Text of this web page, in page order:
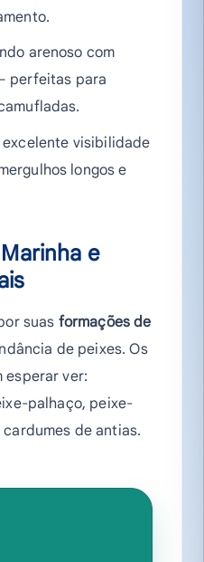
arenoso com
perfeitas para
visibilidade
longos e
e
suas formações de
de peixes. Os
esperar ver:
palhaço, peixe-
de antias.